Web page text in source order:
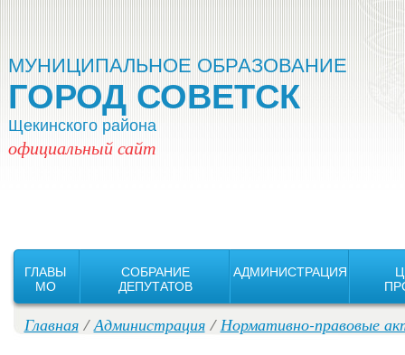
МУНИЦИПАЛЬНОЕ ОБРАЗОВАНИЕ
ГОРОД СОВЕТСК
Щекинского района
официальный сайт
ГЛАВЫ
MO
СОБРАНИЕ
ДЕПУТАТОВ
АДМИНИСТРАЦИЯ
Главная/Администрация/Нормативно-правовые